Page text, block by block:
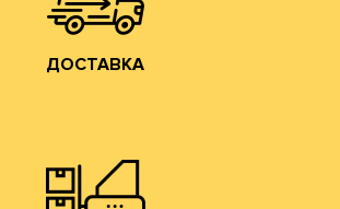
ДОСТАВКА
И САМОВЫВОЗ